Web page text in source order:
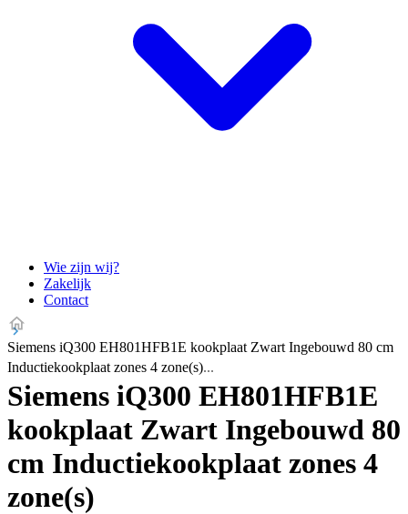
Wie zijn wij?
Zakelijk
Contact
Siemens iQ300 EH801HFB1E kookplaat Zwart Ingebouwd 80 cm
Inductiekookplaat zones 4 zone(s)
Siemens iQ300 EH801HFB1E
kookplaat Zwart Ingebouwd 80
cm Inductiekookplaat zones 4
zone(s)